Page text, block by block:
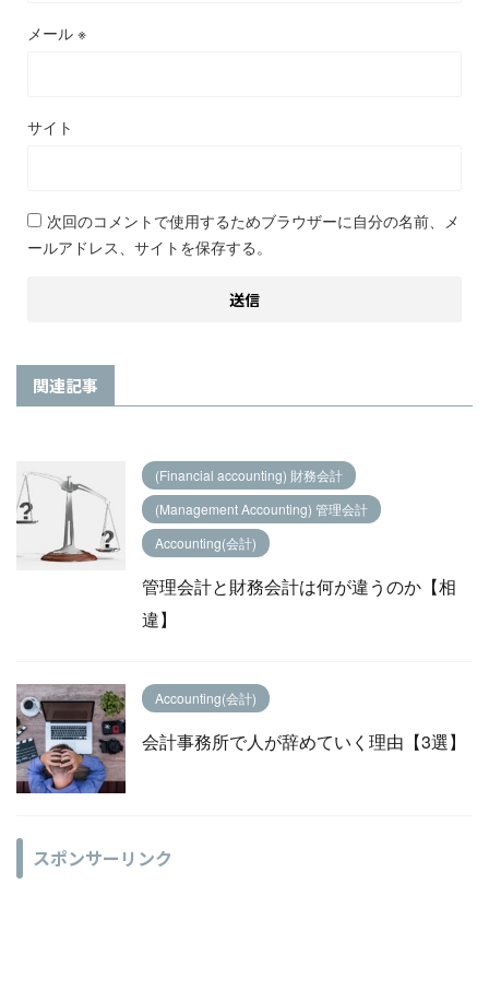
メール ※
サイト
次回のコメントで使用するためブラウザーに自分の名前、メ
ールアドレス、サイトを保存する。
関連記事
(Financial accounting) 財務会計
(Management Accounting) 管理会計
Accounting(会計)
管理会計と財務会計は何が違うのか【相
違】
Accounting(会計)
会計事務所で人が辞めていく理由【3選】
スポンサーリンク